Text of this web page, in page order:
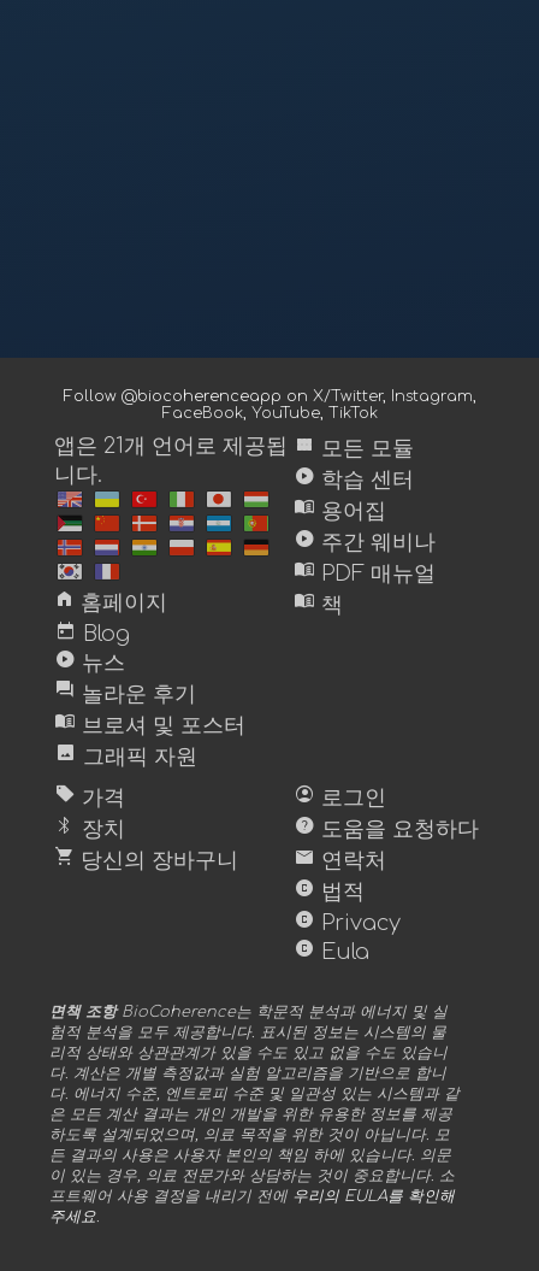
Follow @biocoherenceapp on X/Twitter, Instagram,
FaceBook, YouTube, TikTok
앱은 21개 언어로 제공됩
니다.
home 홈페이지
today Blog
play_circle 뉴스
forum 놀라운 후기
menu_book 브로셔 및 포스터
image 그래픽 자원
view_module 모든 모듈
play_circle 학습 센터
menu_book 용어집
play_circle 주간 웨비나
menu_book PDF 매뉴얼
menu_book 책
sell 가격
bluetooth 장치
shopping_cart 당신의 장바구니
account_circle 로그인
help 도움을 요청하다
mail 연락처
copyright 법적
copyright Privacy
copyright Eula
면책 조항BioCoherence는 학문적 분석과 에너지 및 실
험적 분석을 모두 제공합니다. 표시된 정보는 시스템의 물
리적 상태와 상관관계가 있을 수도 있고 없을 수도 있습니
다. 계산은 개별 측정값과 실험 알고리즘을 기반으로 합니
다. 에너지 수준, 엔트로피 수준 및 일관성 있는 시스템과 같
은 모든 계산 결과는 개인 개발을 위한 유용한 정보를 제공
하도록 설계되었으며, 의료 목적을 위한 것이 아닙니다. 모
든 결과의 사용은 사용자 본인의 책임 하에 있습니다. 의문
이 있는 경우, 의료 전문가와 상담하는 것이 중요합니다. 소
프트웨어 사용 결정을 내리기 전에 우리의 EULA를 확인해
주세요.